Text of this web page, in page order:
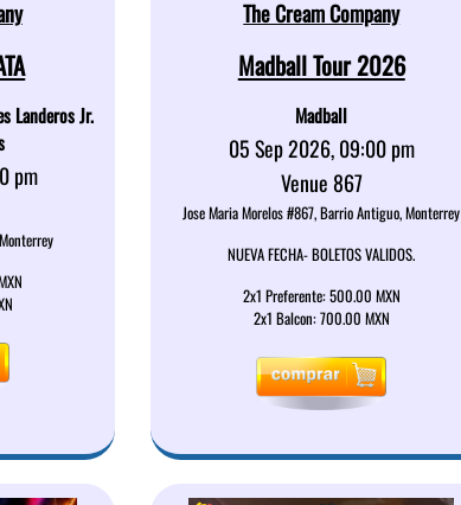
Landeros Jr.
pm
The Cream Company
Madball Tour 2026
Madball
05 Sep 2026, 09:00 pm
Venue 867
Jose Maria Morelos #867, Barrio Antiguo, Monterrey
NUEVA FECHA- BOLETOS VALIDOS.
2x1 Preferente: 500.00 MXN
2x1 Balcon: 700.00 MXN